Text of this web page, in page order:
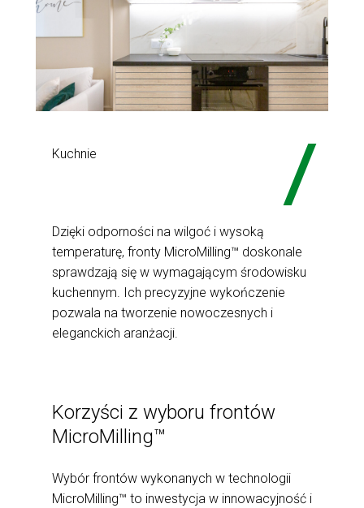
Kuchnie
Dzięki odporności na wilgoć i wysoką
temperaturę, fronty MicroMilling™ doskonale
sprawdzają się w wymagającym środowisku
kuchennym. Ich precyzyjne wykończenie
pozwala na tworzenie nowoczesnych i
eleganckich aranżacji.
Korzyści z wyboru frontów
MicroMilling™
Wybór frontów wykonanych w technologii
MicroMilling™ to inwestycja w innowacyjność i